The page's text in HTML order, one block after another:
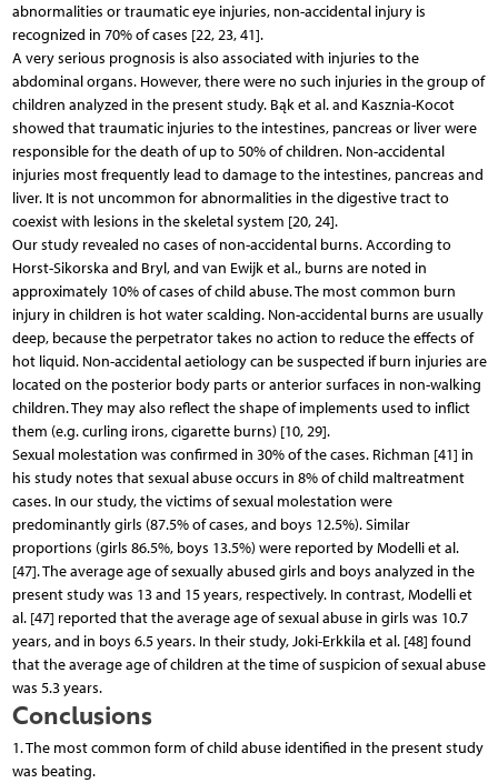
abnormalities or traumatic eye injuries, non-accidental injury is
recognized in 70% of cases [22, 23, 41].
A very serious prognosis is also associated with injuries to the
abdominal organs. However, there were no such injuries in the group of
children analyzed in the present study. Bąk et al. and Kasznia-Kocot
showed that traumatic injuries to the intestines, pancreas or liver were
responsible for the death of up to 50% of children. Non-accidental
injuries most frequently lead to damage to the intestines, pancreas and
liver. It is not uncommon for abnormalities in the digestive tract to
coexist with lesions in the skeletal system [20, 24].
Our study revealed no cases of non-accidental burns. According to
Horst-Sikorska and Bryl, and van Ewijk et al., burns are noted in
approximately 10% of cases of child abuse. The most common burn
injury in children is hot water scalding. Non-accidental burns are usually
deep, because the perpetrator takes no action to reduce the effects of
hot liquid. Non-accidental aetiology can be suspected if burn injuries are
located on the posterior body parts or anterior surfaces in non-walking
children. They may also reflect the shape of implements used to inflict
them (e.g. curling irons, cigarette burns) [10, 29].
Sexual molestation was confirmed in 30% of the cases. Richman [41] in
his study notes that sexual abuse occurs in 8% of child maltreatment
cases. In our study, the victims of sexual molestation were
predominantly girls (87.5% of cases, and boys 12.5%). Similar
proportions (girls 86.5%, boys 13.5%) were reported by Modelli et al.
[47]. The average age of sexually abused girls and boys analyzed in the
present study was 13 and 15 years, respectively. In contrast, Modelli et
al. [47] reported that the average age of sexual abuse in girls was 10.7
years, and in boys 6.5 years. In their study, Joki-Erkkila et al. [48] found
that the average age of children at the time of suspicion of sexual abuse
was 5.3 years.
Conclusions
1. The most common form of child abuse identified in the present study
was beating.